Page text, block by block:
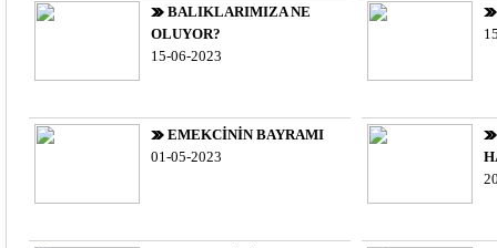
BALIKLARIMIZA NE
OLUYOR?
15-06-2023
EMEKCİNİN BAYRAMI
01-05-2023